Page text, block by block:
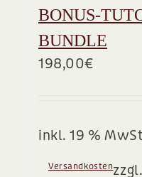
BONUS-
BUNDLE
198,00€
inkl. 19 %
zzgl.
Versandkosten